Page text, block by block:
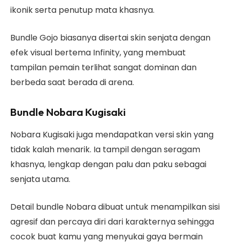
ikonik serta penutup mata khasnya.
Bundle Gojo biasanya disertai skin senjata dengan
efek visual bertema Infinity, yang membuat
tampilan pemain terlihat sangat dominan dan
berbeda saat berada di arena.
Bundle Nobara Kugisaki
Nobara Kugisaki juga mendapatkan versi skin yang
tidak kalah menarik. Ia tampil dengan seragam
khasnya, lengkap dengan palu dan paku sebagai
senjata utama.
Detail bundle Nobara dibuat untuk menampilkan sisi
agresif dan percaya diri dari karakternya sehingga
cocok buat kamu yang menyukai gaya bermain